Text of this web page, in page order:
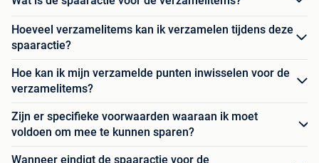
Hoeveel verzamelitems kan ik verzamelen tijdens deze
spaaractie?
Hoe kan ik mijn verzamelde punten inwisselen voor de
verzamelitems?
Zijn er specifieke voorwaarden waaraan ik moet
voldoen om mee te kunnen sparen?
Wanneer eindigt de spaaractie voor de